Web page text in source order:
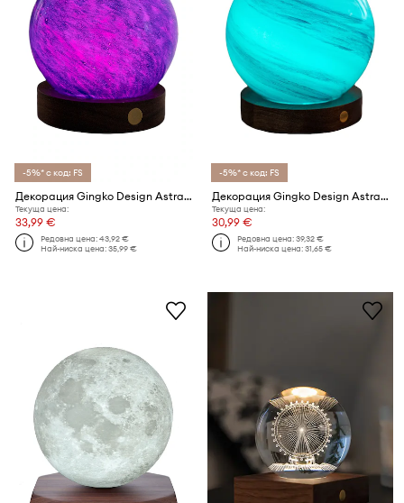
-5%* с код: FS
Декорация Gingko Design AstraGlass Light S
Текуща цена:
33,99 €
Редовна цена:43,92 €
Най-ниска цена:35,99 €
-5%* с код: FS
Декорация Gingko Design AstraGlass Light S
Текуща цена:
30,99 €
Редовна цена:39,32 €
Най-ниска цена:31,65 €